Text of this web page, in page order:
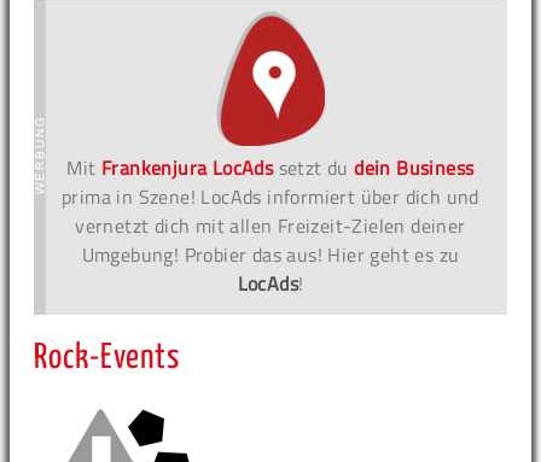
Mit Frankenjura LocAdssetzt dudein Business
prima in Szene! LocAds informiert über dich und
vernetzt dich mit allen Freizeit-Zielen deiner
Umgebung! Probier das aus! Hier geht es zu
LocAds!
Rock-Events